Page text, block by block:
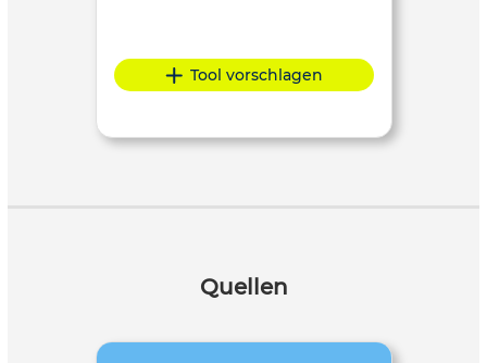
Tool vorschlagen
Quellen